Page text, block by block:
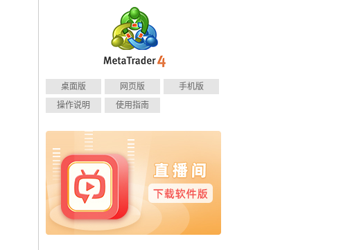
桌面版 网页版
手机版
操作说明
使用指南